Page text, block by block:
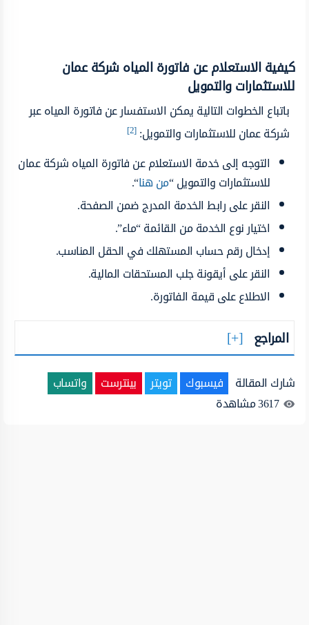
كيفية الاستعلام عن فاتورة المياه شركة عمان
للاستثمارات والتمويل
باتباع الخطوات التالية يمكن الاستفسار عن فاتورة المياه عبر
شركة عمان للاستثمارات والتمويل:[2]
التوجه إلى خدمة الاستعلام عن فاتورة المياه شركة عمان
للاستثمارات والتمويل “من هنا“.
النقر على رابط الخدمة المدرج ضمن الصفحة.
اختيار نوع الخدمة من القائمة “ماء”.
إدخال رقم حساب المستهلك في الحقل المناسب.
النقر على أيقونة جلب المستحقات المالية.
الاطلاع على قيمة الفاتورة.
المراجع
شارك المقالة فيسبوك تويتر بينترست
واتساب
3617مشاهدة